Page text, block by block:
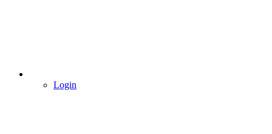
Login